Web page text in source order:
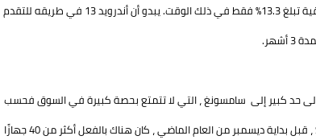
ظهر أندرويد 12 لأول مرة في القائمة بعد عام تقريبًا من إصداره ، مع حصة سوقية تبلغ 13.3٪ فقط في ذلك الوقت. يبدو أن أندرويد 13 في طريقه للتقدم
، ليس هناك شك في أن ال،نتشار السريع لنظام أندرويد 13 يرجع إلى حد كبير إلى سامسونغ ، التي لا تتمتع بحصة كبيرة في السوق فحسب
، بل تتمتع أيضًا بسياسة دعم ممتازة. وفقًا للمعلومات التي نشرتها SAMMobile ، قبل بداية ديسمبر من العام الماضي ، كان هناك بالفعل أكثر من 40 جهازًا